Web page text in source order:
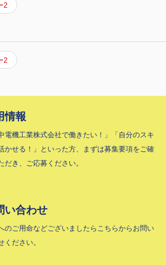
2
2
情報
電機工業株式会社で働きたい！」「自分のスキ
かせる！」といった方、まずは募集要項をご確
だき、ご応募ください。
い合わせ
のご用命などございましたらこちらからお問い
ください。